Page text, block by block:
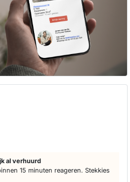
al verhuurd
15 minuten reageren. Stekkies